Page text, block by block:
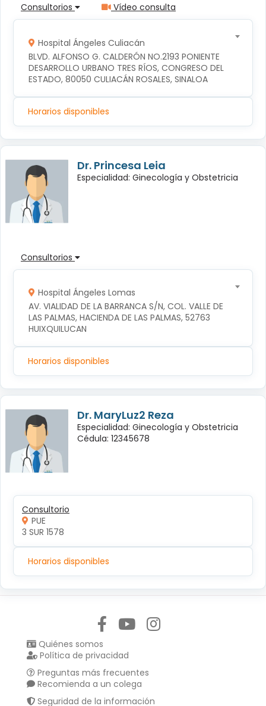
Consultorios Vídeo consulta
Hospital Ángeles Culiacán
BLVD. ALFONSO G. CALDERÓN NO.2193 PONIENTE
DESARROLLO URBANO TRES RÍOS, CONGRESO DEL
ESTADO, 80050 CULIACÁN ROSALES, SINALOA
Horarios disponibles
Dr. Princesa Leia
Especialidad: Ginecología y Obstetricia
Consultorios
Hospital Ángeles Lomas
AV. VIALIDAD DE LA BARRANCA S/N, COL. VALLE DE
LAS PALMAS, HACIENDA DE LAS PALMAS, 52763
HUIXQUILUCAN
Horarios disponibles
Dr. MaryLuz2 Reza
Especialidad: Ginecología y Obstetricia
Cédula: 12345678
Consultorio
PUE
3 SUR 1578
Horarios disponibles
Quiénes somos
Política de privacidad
Preguntas más frecuentes
Recomienda a un colega
Seguridad de la información